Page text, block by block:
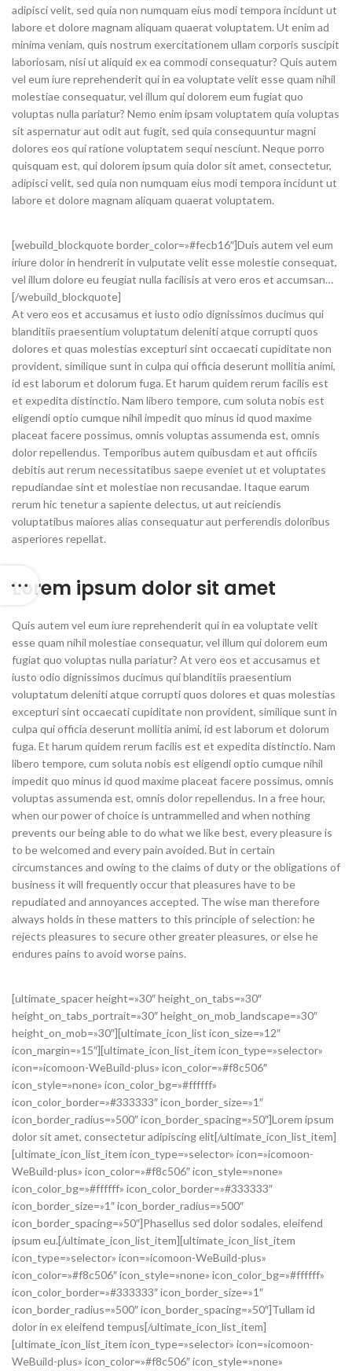
adipisci velit, sed quia non numquam eius modi tempora incidunt ut
labore et dolore magnam aliquam quaerat voluptatem. Ut enim ad
minima veniam, quis nostrum exercitationem ullam corporis suscipit
laboriosam, nisi ut aliquid ex ea commodi consequatur? Quis autem
vel eum iure reprehenderit qui in ea voluptate velit esse quam nihil
molestiae consequatur, vel illum qui dolorem eum fugiat quo
voluptas nulla pariatur? Nemo enim ipsam voluptatem quia voluptas
sit aspernatur aut odit aut fugit, sed quia consequuntur magni
dolores eos qui ratione voluptatem sequi nesciunt. Neque porro
quisquam est, qui dolorem ipsum quia dolor sit amet, consectetur,
adipisci velit, sed quia non numquam eius modi tempora incidunt ut
labore et dolore magnam aliquam quaerat voluptatem.
[webuild_blockquote border_color=»#fecb16″]Duis autem vel eum
iriure dolor in hendrerit in vulputate velit esse molestie consequat,
vel illum dolore eu feugiat nulla facilisis at vero eros et accumsan…
[/webuild_blockquote]
At vero eos et accusamus et iusto odio dignissimos ducimus qui
blanditiis praesentium voluptatum deleniti atque corrupti quos
dolores et quas molestias excepturi sint occaecati cupiditate non
provident, similique sunt in culpa qui officia deserunt mollitia animi,
id est laborum et dolorum fuga. Et harum quidem rerum facilis est
et expedita distinctio. Nam libero tempore, cum soluta nobis est
eligendi optio cumque nihil impedit quo minus id quod maxime
placeat facere possimus, omnis voluptas assumenda est, omnis
dolor repellendus. Temporibus autem quibusdam et aut officiis
debitis aut rerum necessitatibus saepe eveniet ut et voluptates
repudiandae sint et molestiae non recusandae. Itaque earum
rerum hic tenetur a sapiente delectus, ut aut reiciendis
voluptatibus maiores alias consequatur aut perferendis doloribus
asperiores repellat.
Lorem ipsum dolor sit amet
Quis autem vel eum iure reprehenderit qui in ea voluptate velit
esse quam nihil molestiae consequatur, vel illum qui dolorem eum
fugiat quo voluptas nulla pariatur? At vero eos et accusamus et
iusto odio dignissimos ducimus qui blanditiis praesentium
voluptatum deleniti atque corrupti quos dolores et quas molestias
excepturi sint occaecati cupiditate non provident, similique sunt in
culpa qui officia deserunt mollitia animi, id est laborum et dolorum
fuga. Et harum quidem rerum facilis est et expedita distinctio. Nam
libero tempore, cum soluta nobis est eligendi optio cumque nihil
impedit quo minus id quod maxime placeat facere possimus, omnis
voluptas assumenda est, omnis dolor repellendus. In a free hour,
when our power of choice is untrammelled and when nothing
prevents our being able to do what we like best, every pleasure is
to be welcomed and every pain avoided. But in certain
circumstances and owing to the claims of duty or the obligations of
business it will frequently occur that pleasures have to be
repudiated and annoyances accepted. The wise man therefore
always holds in these matters to this principle of selection: he
rejects pleasures to secure other greater pleasures, or else he
endures pains to avoid worse pains.
[ultimate_spacer height=»30″ height_on_tabs=»30″
height_on_tabs_portrait=»30″ height_on_mob_landscape=»30″
height_on_mob=»30″][ultimate_icon_list icon_size=»12″
icon_margin=»15″][ultimate_icon_list_item icon_type=»selector»
icon=»icomoon-WeBuild-plus» icon_color=»#f8c506″
icon_style=»none» icon_color_bg=»#ffffff»
icon_color_border=»#333333″ icon_border_size=»1″
icon_border_radius=»500″ icon_border_spacing=»50″]Lorem ipsum
dolor sit amet, consectetur adipiscing elit[/ultimate_icon_list_item]
[ultimate_icon_list_item icon_type=»selector» icon=»icomoon-
WeBuild-plus» icon_color=»#f8c506″ icon_style=»none»
icon_color_bg=»#ffffff» icon_color_border=»#333333″
icon_border_size=»1″ icon_border_radius=»500″
icon_border_spacing=»50″]Phasellus sed dolor sodales, eleifend
ipsum eu.[/ultimate_icon_list_item][ultimate_icon_list_item
icon_type=»selector» icon=»icomoon-WeBuild-plus»
icon_color=»#f8c506″ icon_style=»none» icon_color_bg=»#ffffff»
icon_color_border=»#333333″ icon_border_size=»1″
icon_border_radius=»500″ icon_border_spacing=»50″]Tullam id
dolor in ex eleifend tempus[/ultimate_icon_list_item]
[ultimate_icon_list_item icon_type=»selector» icon=»icomoon-
WeBuild-plus» icon_color=»#f8c506″ icon_style=»none»